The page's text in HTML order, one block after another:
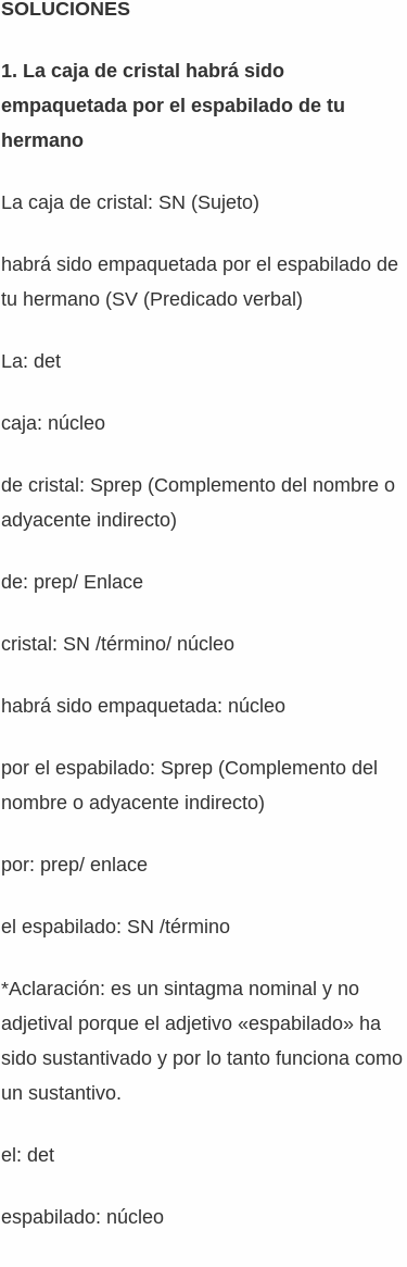
SOLUCIONES
1. La caja de cristal habrá sido
empaquetada por el espabilado de tu
hermano
La caja de cristal: SN (Sujeto)
habrá sido empaquetada por el espabilado de
tu hermano (SV (Predicado verbal)
La: det
caja: núcleo
de cristal: Sprep (Complemento del nombre o
adyacente indirecto)
de: prep/ Enlace
cristal: SN /término/ núcleo
habrá sido empaquetada: núcleo
por el espabilado: Sprep (Complemento del
nombre o adyacente indirecto)
por: prep/ enlace
el espabilado: SN /término
*Aclaración: es un sintagma nominal y no
adjetival porque el adjetivo «espabilado» ha
sido sustantivado y por lo tanto funciona como
un sustantivo.
el: det
espabilado: núcleo